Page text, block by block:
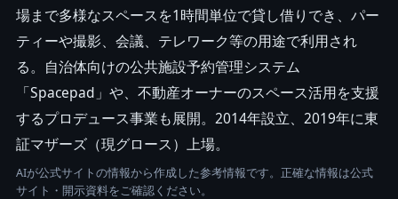
場まで多様なスペースを1時間単位で貸し借りでき、パー
ティーや撮影、会議、テレワーク等の用途で利用され
る。自治体向けの公共施設予約管理システム
「Spacepad」や、不動産オーナーのスペース活用を支援
するプロデュース事業も展開。2014年設立、2019年に東
証マザーズ（現グロース）上場。
AIが公式サイトの情報から作成した参考情報です。正確な情報は公式
サイト・開示資料をご確認ください。